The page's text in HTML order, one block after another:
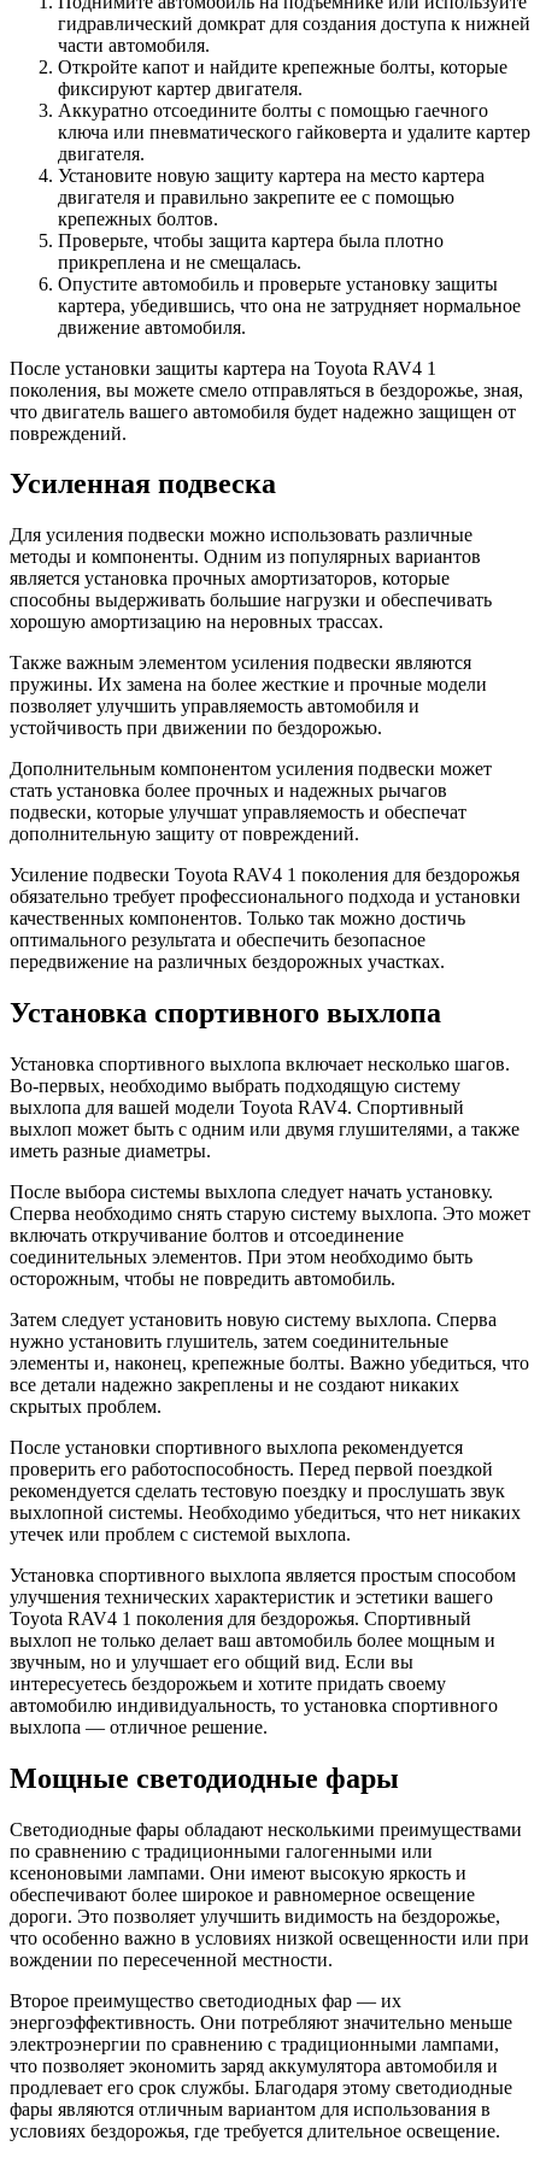
гидравлический домкрат для создания доступа к нижней
части автомобиля.
Откройте капот и найдите крепежные болты, которые
фиксируют картер двигателя.
Аккуратно отсоедините болты с помощью гаечного
ключа или пневматического гайковерта и удалите картер
двигателя.
Установите новую защиту картера на место картера
двигателя и правильно закрепите ее с помощью
крепежных болтов.
Проверьте, чтобы защита картера была плотно
прикреплена и не смещалась.
Опустите автомобиль и проверьте установку защиты
картера, убедившись, что она не затрудняет нормальное
движение автомобиля.
После установки защиты картера на Toyota RAV4 1
поколения, вы можете смело отправляться в бездорожье, зная,
что двигатель вашего автомобиля будет надежно защищен от
повреждений.
Усиленная подвеска
Для усиления подвески можно использовать различные
методы и компоненты. Одним из популярных вариантов
является установка прочных амортизаторов, которые
способны выдерживать большие нагрузки и обеспечивать
хорошую амортизацию на неровных трассах.
Также важным элементом усиления подвески являются
пружины. Их замена на более жесткие и прочные модели
позволяет улучшить управляемость автомобиля и
устойчивость при движении по бездорожью.
Дополнительным компонентом усиления подвески может
стать установка более прочных и надежных рычагов
подвески, которые улучшат управляемость и обеспечат
дополнительную защиту от повреждений.
Усиление подвески Toyota RAV4 1 поколения для бездорожья
обязательно требует профессионального подхода и установки
качественных компонентов. Только так можно достичь
оптимального результата и обеспечить безопасное
передвижение на различных бездорожных участках.
Установка спортивного выхлопа
Установка спортивного выхлопа включает несколько шагов.
Во-первых, необходимо выбрать подходящую систему
выхлопа для вашей модели Toyota RAV4. Спортивный
выхлоп может быть с одним или двумя глушителями, а также
иметь разные диаметры.
После выбора системы выхлопа следует начать установку.
Сперва необходимо снять старую систему выхлопа. Это может
включать откручивание болтов и отсоединение
соединительных элементов. При этом необходимо быть
осторожным, чтобы не повредить автомобиль.
Затем следует установить новую систему выхлопа. Сперва
нужно установить глушитель, затем соединительные
элементы и, наконец, крепежные болты. Важно убедиться, что
все детали надежно закреплены и не создают никаких
скрытых проблем.
После установки спортивного выхлопа рекомендуется
проверить его работоспособность. Перед первой поездкой
рекомендуется сделать тестовую поездку и прослушать звук
выхлопной системы. Необходимо убедиться, что нет никаких
утечек или проблем с системой выхлопа.
Установка спортивного выхлопа является простым способом
улучшения технических характеристик и эстетики вашего
Toyota RAV4 1 поколения для бездорожья. Спортивный
выхлоп не только делает ваш автомобиль более мощным и
звучным, но и улучшает его общий вид. Если вы
интересуетесь бездорожьем и хотите придать своему
автомобилю индивидуальность, то установка спортивного
выхлопа — отличное решение.
Мощные светодиодные фары
Светодиодные фары обладают несколькими преимуществами
по сравнению с традиционными галогенными или
ксеноновыми лампами. Они имеют высокую яркость и
обеспечивают более широкое и равномерное освещение
дороги. Это позволяет улучшить видимость на бездорожье,
что особенно важно в условиях низкой освещенности или при
вождении по пересеченной местности.
Второе преимущество светодиодных фар — их
энергоэффективность. Они потребляют значительно меньше
электроэнергии по сравнению с традиционными лампами,
что позволяет экономить заряд аккумулятора автомобиля и
продлевает его срок службы. Благодаря этому светодиодные
фары являются отличным вариантом для использования в
условиях бездорожья, где требуется длительное освещение.